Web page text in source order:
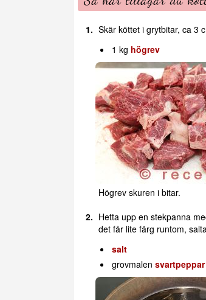
Skär köttet i grytbitar, ca 3
1 kg högrev
Högrev skuren i bitar.
Hetta upp en stekpanna
det får lite färg runtom,
salt
grovmalensvartpeppar